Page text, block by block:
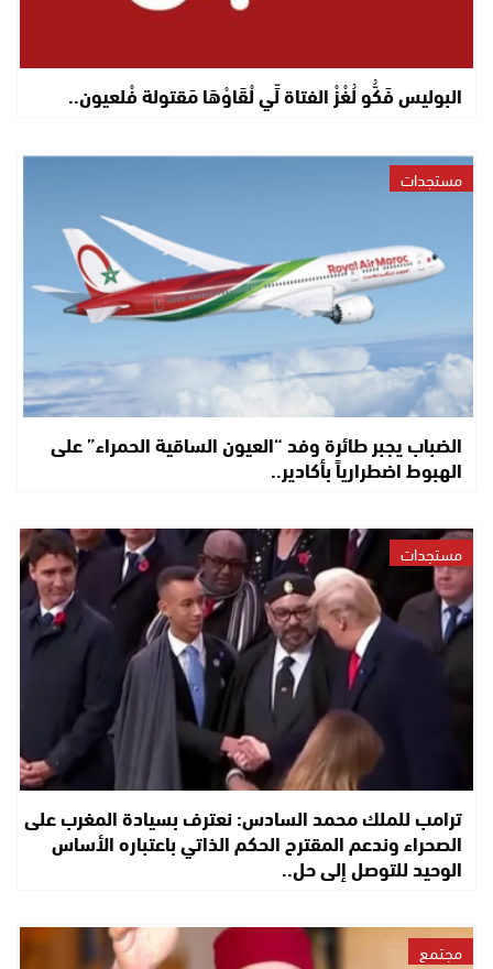
البوليس فَكُّو لُغْزْ الفتاة لِّي لْقَاوْهَا مَقتولة فْلعيون..
مستجدات
الضباب يجبر طائرة وفد “العيون الساقية الحمراء” على
الهبوط اضطرارياً بأكادير..
مستجدات
ترامب للملك محمد السادس: نعترف بسيادة المغرب على
الصحراء وندعم المقترح الحكم الذاتي باعتباره الأساس
الوحيد للتوصل إلى حل..
مجتمع